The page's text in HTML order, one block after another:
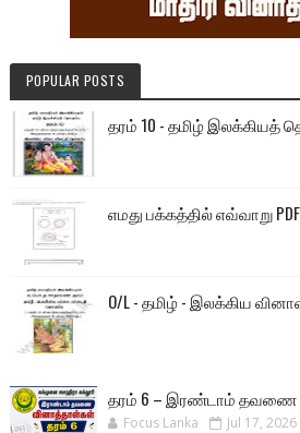
POPULAR POSTS
தரம் 10 - தமிழ் இலக்கியத்
எமது பக்கத்தில் எவ்வாறு
O/L - தமிழ் - இலக்கிய
தரம் 6 – இரண்டாம் தவணை
Focus Lanka Jul 17, 2026